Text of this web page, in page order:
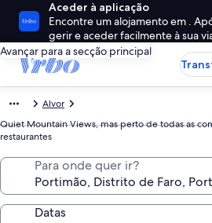
Aceder à aplicação
Encontre um alojamento em .
gerir e aceder facilmente à sua
Avançar para a secção principal
Alvor
Quiet Mountain Views, mas perto de todas as
restaurantes
Para onde quer ir?
Datas